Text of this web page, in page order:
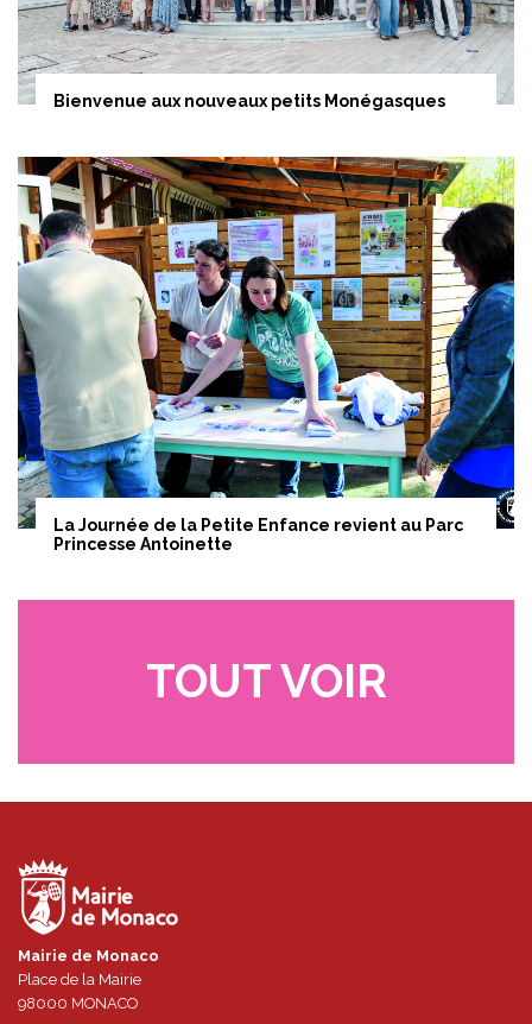
Bienvenue aux nouveaux petits Monégasques
La Journée de la Petite Enfance revient au Parc
Princesse Antoinette
TOUT VOIR
Mairie de Monaco
Place de la Mairie
98000 MONACO